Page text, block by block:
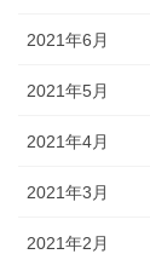
2021年6月
2021年5月
2021年4月
2021年3月
2021年2月